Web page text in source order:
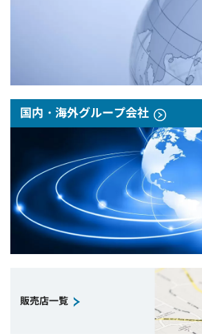
国内・海外グループ会社
販売店一覧